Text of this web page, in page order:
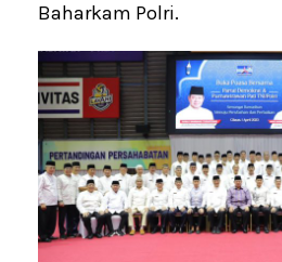
Baharkam Polri.